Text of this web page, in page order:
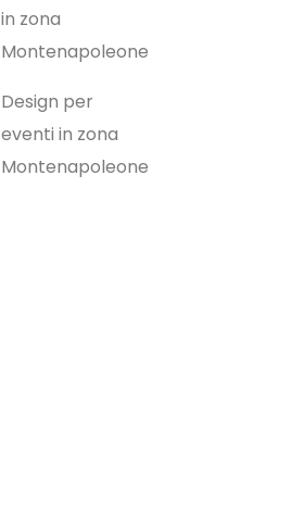
in zona
Montenapoleone
Design per
eventi in zona
Montenapoleone